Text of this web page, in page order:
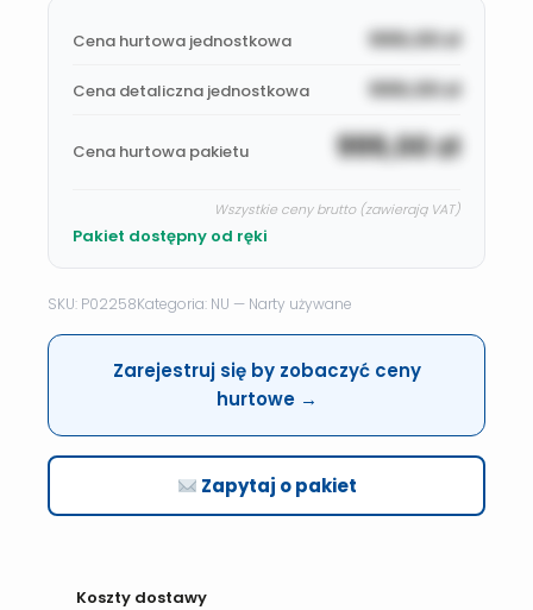
Cena hurtowa jednostkowa 999,00zł
Cena detaliczna jednostkowa 999,00zł
Cena hurtowa pakietu 999,00zł
Wszystkie ceny brutto (zawierają VAT)
Pakiet dostępny od ręki
SKU: P02258Kategoria: NU — Narty używane
Zarejestruj się by zobaczyć ceny
hurtowe →
Zapytaj o pakiet
Koszty dostawy